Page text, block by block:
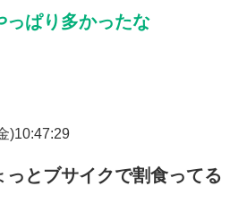
っぱり多かったな
)10:47:29
っとブサイクで割食ってる